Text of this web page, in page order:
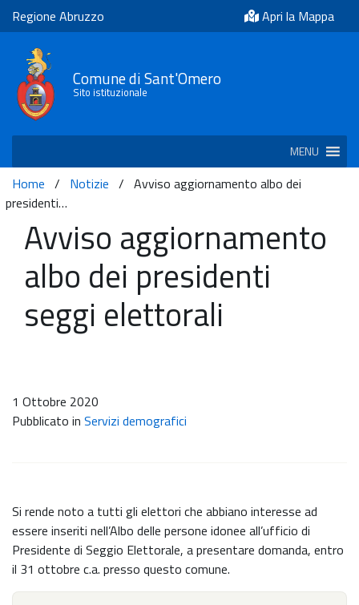
Regione Abruzzo Apri la Mappa
Comune di Sant'Omero
Sito istituzionale
MENU
Home / Notizie / Avviso aggiornamento albo dei
presidenti…
Avviso aggiornamento
albo dei presidenti
seggi elettorali
1 Ottobre 2020
Pubblicato in Servizi demografici
Si rende noto a tutti gli elettori che abbiano interesse ad
essere inseriti nell’Albo delle persone idonee all’ufficio di
Presidente di Seggio Elettorale, a presentare domanda, entro
il 31 ottobre c.a. presso questo comune.